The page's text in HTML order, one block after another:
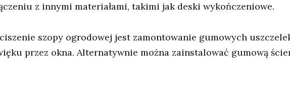
z innymi materiałami, takimi jak deski wykończeniowe.
szopy ogrodowej jest zamontowanie gumowych
przez okna. Alternatywnie można zainstalować gumową